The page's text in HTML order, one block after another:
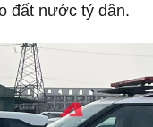
đất nước tỷ dân.